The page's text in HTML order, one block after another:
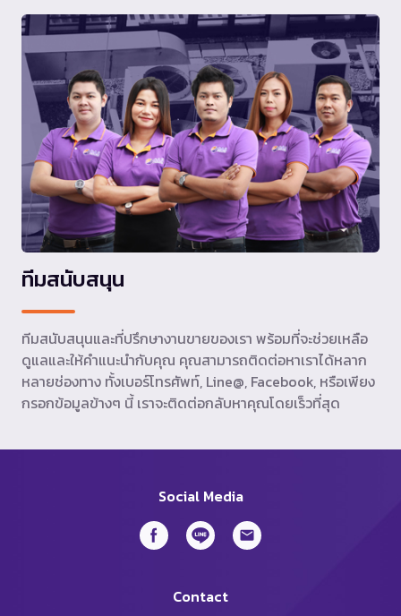
ทีมสนับสนุน
ทีมสนับสนุนและที่ปรึกษางานขายของเรา พร้อมที่จะช่วยเหลือ
ดูแลและให้คำแนะนำกับคุณ คุณสามารถติดต่อหาเราได้หลาก
หลายช่องทาง ทั้งเบอร์โทรศัพท์, Line@, Facebook, หรือเพียง
กรอกข้อมูลข้างๆ นี้ เราจะติดต่อกลับหาคุณโดยเร็วที่สุด
Social Media
Contact